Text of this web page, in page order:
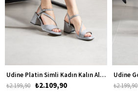
Udine Platin Simli Kadın Kalın Alçak Topuklu Ayakkabı
₺2.109,90
₺2.199,90 ₺2.199,90